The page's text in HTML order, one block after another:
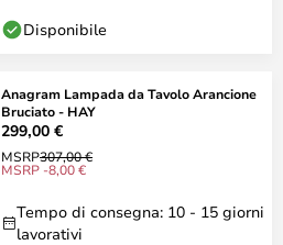
Disponibile
Anagram Lampada da Tavolo Arancione
Bruciato - HAY
299,00 €
MSRP307,00 €
MSRP -8,00 €
Tempo di consegna: 10 - 15 giorni
lavorativi